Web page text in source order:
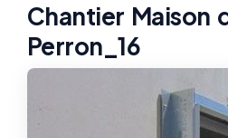
Chantier Maison
Perron_16